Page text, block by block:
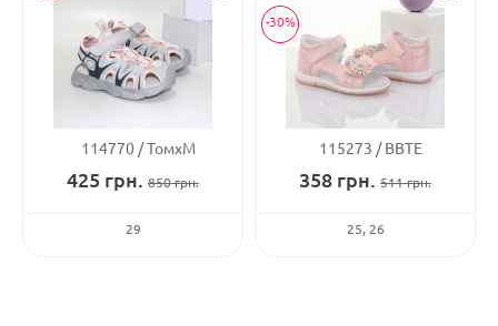
114770 ToмхМ
425 грн. 850грн.
29
-30%
115273 ВВТЕ
358 грн. 511грн.
25 26